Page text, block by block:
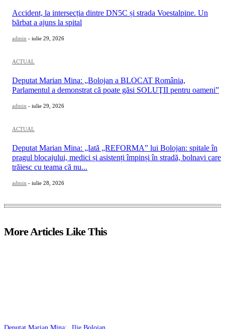
Accident, la intersecția dintre DN5C și strada Voestalpine. Un
bărbat a ajuns la spital
admin - iulie 29, 2026
ACTUAL
Deputat Marian Mina: „Bolojan a BLOCAT România,
Parlamentul a demonstrat că poate găsi SOLUŢII pentru oameni”
admin - iulie 29, 2026
ACTUAL
Deputat Marian Mina: „Iată „REFORMA” lui Bolojan: spitale în
pragul blocajului, medici și asistenți împinși în stradă, bolnavi care
trăiesc cu teama că nu...
admin - iulie 28, 2026
More Articles Like This